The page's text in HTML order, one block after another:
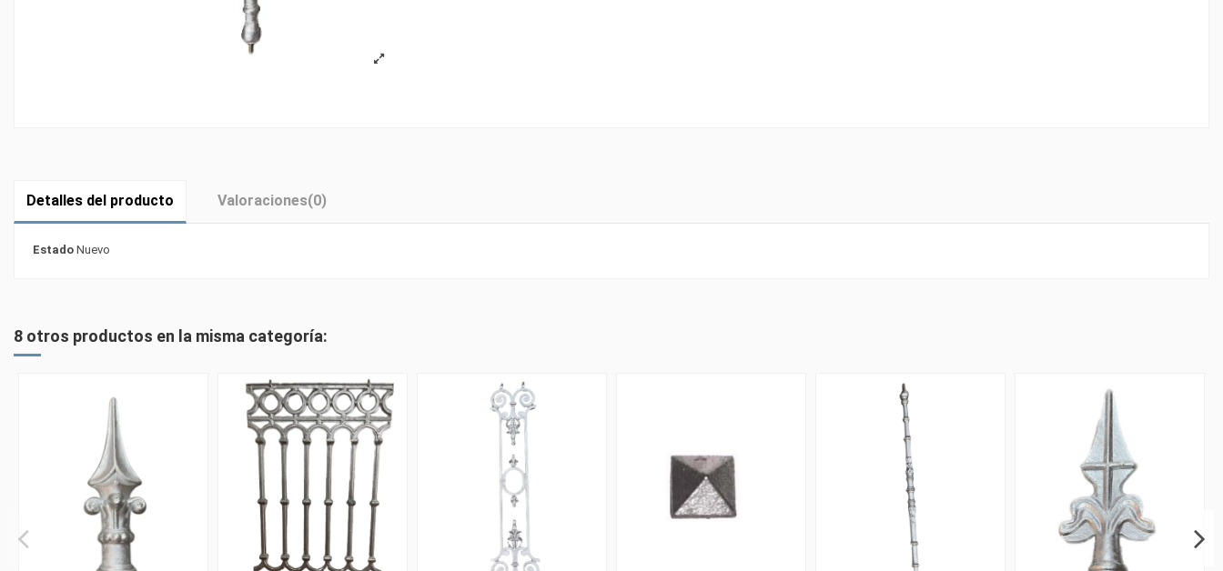
Detalles del producto Valoraciones(0)
Estado Nuevo
8 otros productos en la misma categoría: